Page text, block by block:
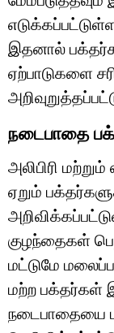
இதனால்
ஏற்பாடுகளை
நடைபாதை
அலிபிரி
ஏறும்
குழந்தைகள்
மட்டுமே
மற்ற பக்தர்கள்
நடைபாதையை